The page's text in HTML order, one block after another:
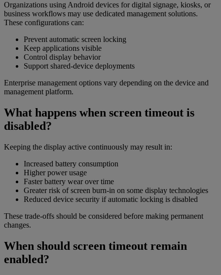
Organizations using Android devices for digital signage, kiosks, or
business workflows may use dedicated management solutions.
These configurations can:
Prevent automatic screen locking
Keep applications visible
Control display behavior
Support shared-device deployments
Enterprise management options vary depending on the device and
management platform.
What happens when screen timeout is
disabled?
Keeping the display active continuously may result in:
Increased battery consumption
Higher power usage
Faster battery wear over time
Greater risk of screen burn-in on some display technologies
Reduced device security if automatic locking is disabled
These trade-offs should be considered before making permanent
changes.
When should screen timeout remain
enabled?